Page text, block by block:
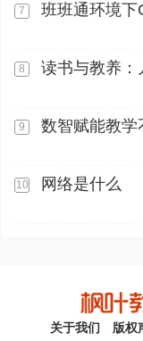
7 班班通环境下
8 读书与教养：
9 数智赋能教学
10 网络是什么
关于我们 版权